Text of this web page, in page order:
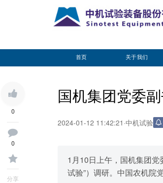
首页 关于我们
0
0
分享
国机集团党委
2024-01-12 11:42:21 ·中机试验
1月10日上午，国机集团
试验”）调研。中国农机院